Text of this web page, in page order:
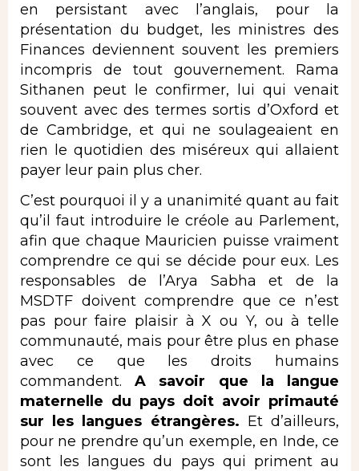
en persistant avec l’anglais, pour la
présentation du budget, les ministres des
Finances deviennent souvent les premiers
incompris de tout gouvernement. Rama
Sithanen peut le confirmer, lui qui venait
souvent avec des termes sortis d’Oxford et
de Cambridge, et qui ne soulageaient en
rien le quotidien des miséreux qui allaient
payer leur pain plus cher.
C’est pourquoi il y a unanimité quant au fait
qu’il faut introduire le créole au Parlement,
afin que chaque Mauricien puisse vraiment
comprendre ce qui se décide pour eux. Les
responsables de l’Arya Sabha et de la
MSDTF doivent comprendre que ce n’est
pas pour faire plaisir à X ou Y, ou à telle
communauté, mais pour être plus en phase
avec ce que les droits humains
commandent.A savoir que la langue
maternelle du pays doit avoir primauté
sur les langues étrangères. Et d’ailleurs,
pour ne prendre qu’un exemple, en Inde, ce
sont les langues du pays qui priment au